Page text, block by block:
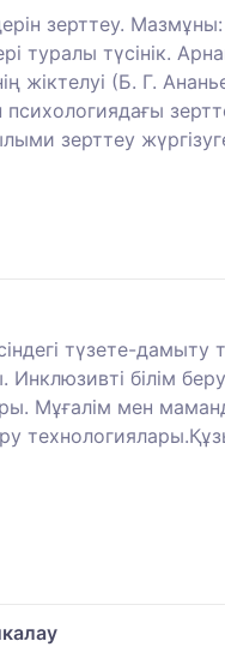
зерттеу.
туралы түсінік.
жіктелуі (Б. Г.
зерттеу
түзете-
Инклюзивті білім
Мұғалім мен